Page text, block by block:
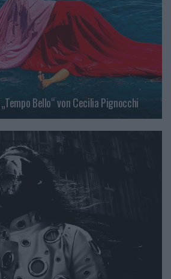
Bello“ von Cecilia Pignocchi